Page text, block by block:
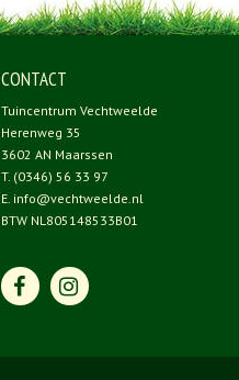
CONTACT
Tuincentrum Vechtweelde
Herenweg 35
3602 AN Maarssen
T. (0346) 56 33 97
E. info@vechtweelde.nl
BTW NL805148533B01